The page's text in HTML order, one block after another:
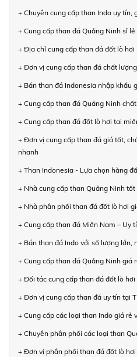
+ Chuyên cung cấp than Indo uy tín,
+ Cung cấp than đá Quảng Ninh sỉ
+ Địa chỉ cung cấp than đá đốt lò
+ Đơn vị cung cấp than đá chất
+ Bán than đá Indonesia nhập khẩu
+ Cung cấp than đá Quảng Ninh
+ Cung cấp than đá đốt lò hơi tại
+ Đơn vị cung cấp than đá giá tốt,
nhanh
+ Than Indonesia - Lựa chọn hàng
+ Nhà cung cấp than Quảng Ninh
+ Nhà phân phối than đá đốt lò hơi
+ Cung cấp than đá Miền Nam – Uy
+ Bán than đá Indo với số lượng lớn,
+ Cung cấp than đá Quảng Ninh giá
+ Đối tác cung cấp than đá đốt lò
+ Đơn vị cung cấp than đá uy tín tại
+ Cung cấp các loại than Indo giá rẻ
+ Chuyên phân phối các loại than
+ Đơn vị phân phối than đá đốt lò